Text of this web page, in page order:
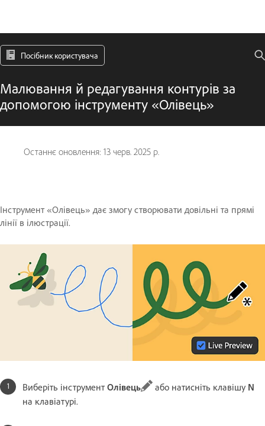
Посібник користувача
Малювання й редагування контурів за
допомогою інструменту «Олівець»
Останнє оновлення: 13 черв. 2025 р.
Інструмент «Олівець» дає змогу створювати довільні та прямі
лінії в ілюстрації.
Виберіть інструментОлівець або натисніть клавішу N
на клавіатурі.